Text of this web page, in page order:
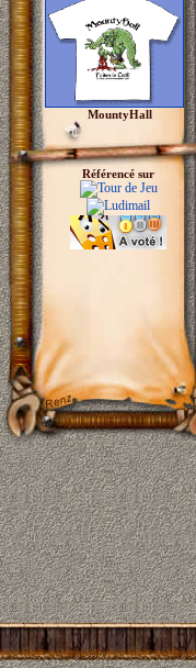
MountyHall
Référencé sur